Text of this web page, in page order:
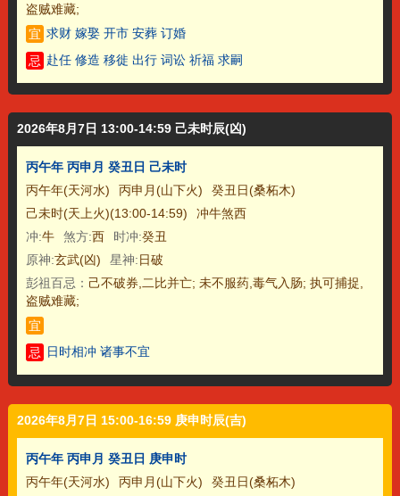
盗贼难藏;
宜 求财 嫁娶 开市 安葬 订婚
忌 赴任 修造 移徙 出行 词讼 祈福 求嗣
2026年8月7日 13:00-14:59 己未时辰(凶)
丙午年 丙申月 癸丑日 己未时
丙午年(天河水)
丙申月(山下火)
癸丑日(桑柘木)
己未时(天上火)(13:00-14:59)
冲牛煞西
冲:牛 煞方:西 时冲:癸丑
原神:玄武(凶) 星神:日破
彭祖百忌： 己不破券,二比并亡; 未不服药,毒气入肠; 执可捕捉,
盗贼难藏;
宜
忌 日时相冲 诸事不宜
2026年8月7日 15:00-16:59 庚申时辰(吉)
丙午年 丙申月 癸丑日 庚申时
丙午年(天河水)
丙申月(山下火)
癸丑日(桑柘木)